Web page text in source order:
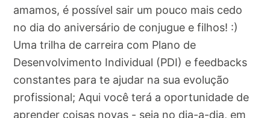
amamos, é possível sair um pouco mais cedo
no dia do aniversário de conjugue e filhos! :)
Uma trilha de carreira com Plano de
Desenvolvimento Individual (PDI) e feedbacks
constantes para te ajudar na sua evolução
profissional; Aqui você terá a oportunidade de
aprender coisas novas - seja no dia-a-dia, em